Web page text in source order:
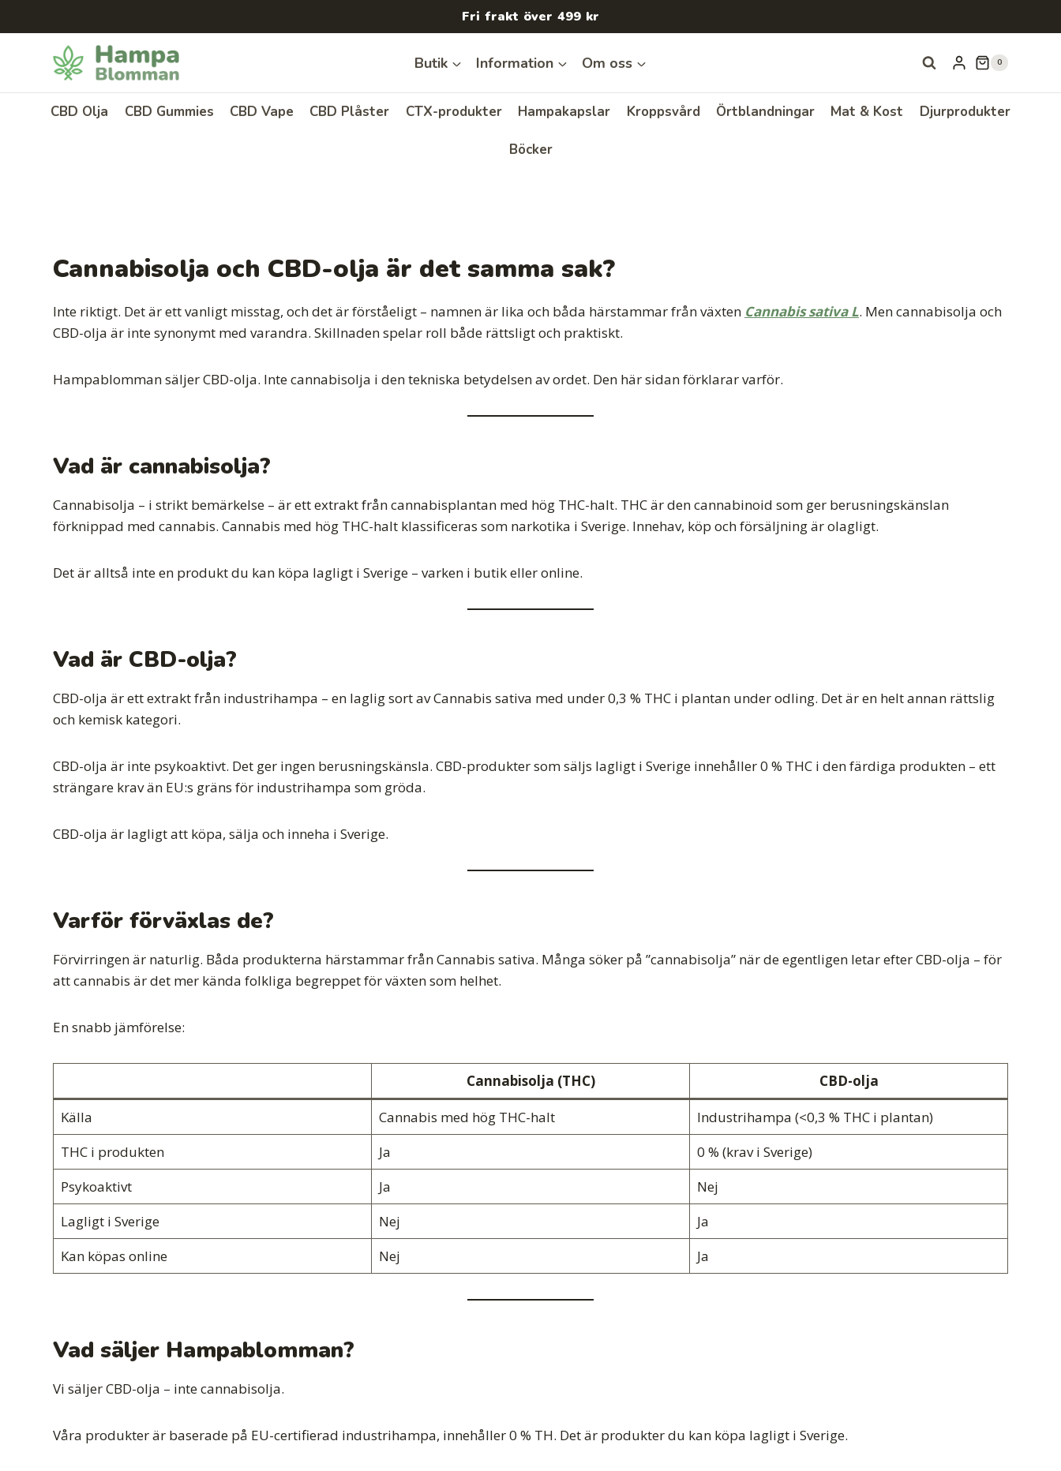
to
Fri frakt över 499 kr
Butik Information Om oss 0
CBD Olja CBD Gummies CBD Vape CBD Plåster CTX-produkter Hampakapslar Kroppsvård Örtblandningar Mat & Kost Djurprodukter
Böcker
Cannabisolja och CBD-olja är det samma sak?
Inte riktigt. Det är ett vanligt misstag, och det är förståeligt – namnen är lika och båda härstammar från växten Cannabis sativa L. Men cannabisolja och
CBD-olja är inte synonymt med varandra. Skillnaden spelar roll både rättsligt och praktiskt.
Hampablomman säljer CBD-olja. Inte cannabisolja i den tekniska betydelsen av ordet. Den här sidan förklarar varför.
Vad är cannabisolja?
Cannabisolja – i strikt bemärkelse – är ett extrakt från cannabisplantan med hög THC-halt. THC är den cannabinoid som ger berusningskänslan
förknippad med cannabis. Cannabis med hög THC-halt klassificeras som narkotika i Sverige. Innehav, köp och försäljning är olagligt.
Det är alltså inte en produkt du kan köpa lagligt i Sverige – varken i butik eller online.
Vad är CBD-olja?
CBD-olja är ett extrakt från industrihampa – en laglig sort av Cannabis sativa med under 0,3 % THC i plantan under odling. Det är en helt annan rättslig
och kemisk kategori.
CBD-olja är inte psykoaktivt. Det ger ingen berusningskänsla. CBD-produkter som säljs lagligt i Sverige innehåller 0 % THC i den färdiga produkten – ett
strängare krav än EU:s gräns för industrihampa som gröda.
CBD-olja är lagligt att köpa, sälja och inneha i Sverige.
Varför förväxlas de?
Förvirringen är naturlig. Båda produkterna härstammar från Cannabis sativa. Många söker på ”cannabisolja” när de egentligen letar efter CBD-olja – för
att cannabis är det mer kända folkliga begreppet för växten som helhet.
En snabb jämförelse:
Cannabisolja (THC)
CBD-olja
Källa
Cannabis med hög THC-halt
Industrihampa (<0,3 % THC i plantan)
THC i produkten
Ja
0 % (krav i Sverige)
Psykoaktivt
Ja
Nej
Lagligt i Sverige
Nej
Ja
Kan köpas online
Nej Ja
Vad säljer Hampablomman?
Vi säljer CBD-olja – inte cannabisolja.
Våra produkter är baserade på EU-certifierad industrihampa, innehåller 0 % TH. Det är produkter du kan köpa lagligt i Sverige.